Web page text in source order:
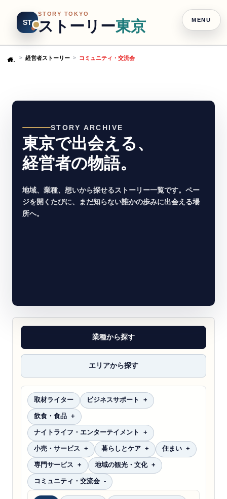
ST
STORY TOKYO
ストーリー東京
Home 経営者ストーリー コミュニティ・交流会
STORY ARCHIVE
東京で出会える、
経営者の物語。
地域、業種、想いから探せるストーリー一覧です。ペー
ジを開くたびに、まだ知らない誰かの歩みに出会える場
所へ。
業種から探す
エリアから探す
取材ライター ビジネスサポート
飲食・食品
ナイトライフ・エンターテイメント
小売・サービス 暮らしとケア 住まい
専門サービス 地域の観光・文化
コミュニティ・交流会
MENU